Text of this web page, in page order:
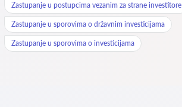
Zastupanje u postupcima vezanim za strane investitore
Zastupanje u sporovima o državnim investicijama
Zastupanje u sporovima o investicijama